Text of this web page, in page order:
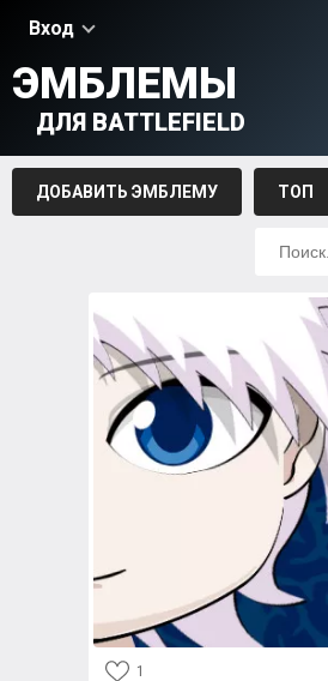
Вход
ЭМБЛЕМЫ
ДЛЯ BATTLEFIELD
ДОБАВИТЬ ЭМБЛЕМУ ТОП
1